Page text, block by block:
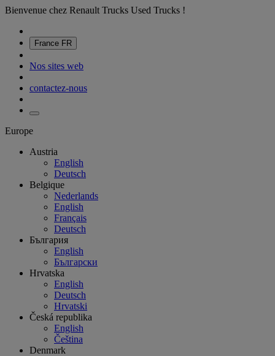
Bienvenue chez Renault Trucks Used Trucks !
France FR
Nos sites web
contactez-nous
Europe
Austria
English
Deutsch
Belgique
Nederlands
English
Français
Deutsch
България
English
Български
Hrvatska
English
Deutsch
Hrvatski
Česká republika
English
Čeština
Denmark